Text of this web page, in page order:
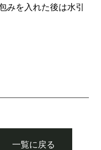
みを入れた後は水引
一覧に戻る